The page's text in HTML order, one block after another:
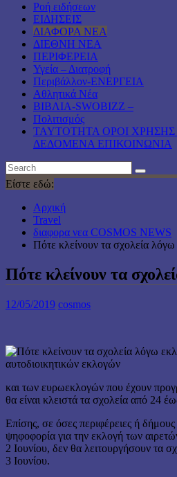
Ροή ειδήσεων
ΕΙΔΗΣΕΙΣ
ΔΙΑΦΟΡΑ ΝΕΑ
ΔΙΕΘΝΗ ΝΕΑ
ΠΕΡΙΦΕΡΕΙΑ
Υγεία – Διατροφή
Περιβάλλον-ΕΝΕΡΓΕΙΑ
Αθλητικά Νέα
ΒΙΒΛΙΑ-SWOBIZZ –
Πολιτισμός
TAYTOTHTA ΟΡΟΙ
ΔΕΔΟΜΕΝΑ ΕΠΙΚΟΙΝΩΝΙΑ
Είστε εδώ:
Αρχική
Travel
διαφορα νεα COSMOS NEWS
Πότε κλείνουν τα σχολεία
Πότε κλείνουν τα
12/05/2019 cosmos
αυτοδιοικητικών εκλογών
και των ευρωεκλογών που έχουν
θα είναι κλειστά τα σχολεία από 24
Επίσης, σε όσες περιφέρειες ή
ψηφοφορία για την εκλογή των
2 Ιουνίου, δεν θα λειτουργήσουν τα
3 Ιουνίου.